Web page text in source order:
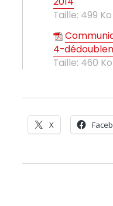
Taille: 499 Ko
4-
Taille: 460 Ko
X